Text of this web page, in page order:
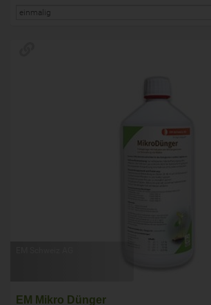
EM Mikro Dünger